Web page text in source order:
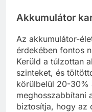
Akkumulátor
Az akkumulátor-
érdekében fontos
Kerüld a túlzottan
szinteket, és
körülbelül 20-30%
meghosszabbítani
biztosítja, hogy az